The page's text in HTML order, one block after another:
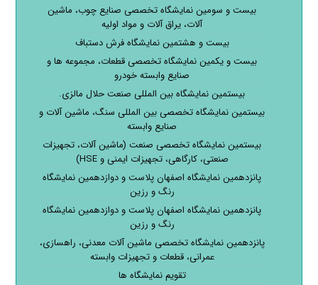
بیست و سومین نمایشگاه تخصصی صنایع چوب، ماشین
آلات، یراق آلات و مواد اولیه
بیست و هشتمین نمایشگاه فرش دستباف
بیست و یکمین نمایشگاه تخصصی قطعات، مجموعه ها و
صنایع وابسته خودرو
بیستمین نمایشگاه بین المللی صنعت حلال مالزی.
بیستمین نمایشگاه تخصصی بین المللی سنگ، ماشین آلات و
صنایع وابسته
بیستمین نمایشگاه تخصصی صنعت (ماشین آلات، تجهیزات
صنعتی، کارگاهی، تجهیزات ایمنی و HSE)
پانزدهمین نمایشگاه اصفهان پلاست و دوازدهمین نمایشگاه
رنگ و رزین
پانزدهمین نمایشگاه اصفهان پلاست و دوازدهمین نمایشگاه
رنگ و رزین
پانزدهمین نمایشگاه تخصصی ماشین آلات معدنی، راهسازی،
عمرانی، قطعات و تجهیزات وابسته
تقویم نمایشگاه ها